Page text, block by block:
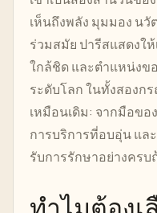
เห็นถึงพลัง มุมมอง นวั
ร่วมสมัย ปารีสแสดงใ
ใกล้ชิด และตำแหน่ง
ระดับโลก ในทั้งสอง
เหมือนเดิม: จากมือขอ
การบริการที่อบอุ่น แล
รับการรักษาอย่างคร